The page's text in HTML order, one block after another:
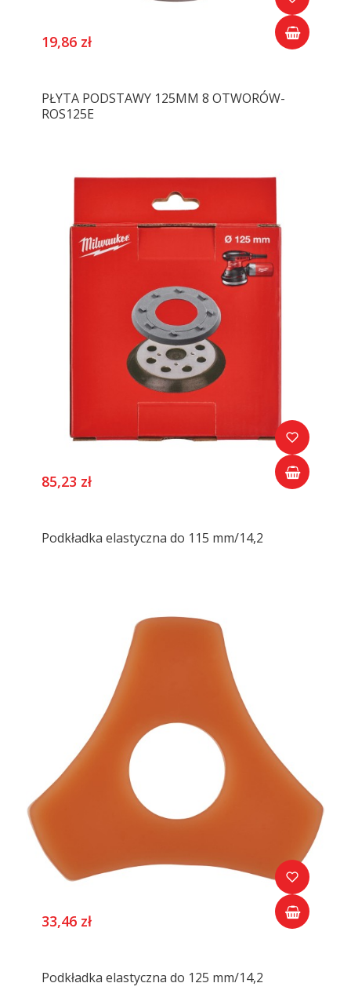
19,86 zł
PŁYTA PODSTAWY 125MM 8 OTWORÓW-
ROS125E
85,23 zł
Podkładka elastyczna do 115 mm/14,2
33,46 zł
Podkładka elastyczna do 125 mm/14,2